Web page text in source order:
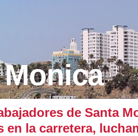
de Santa
en la carretera,